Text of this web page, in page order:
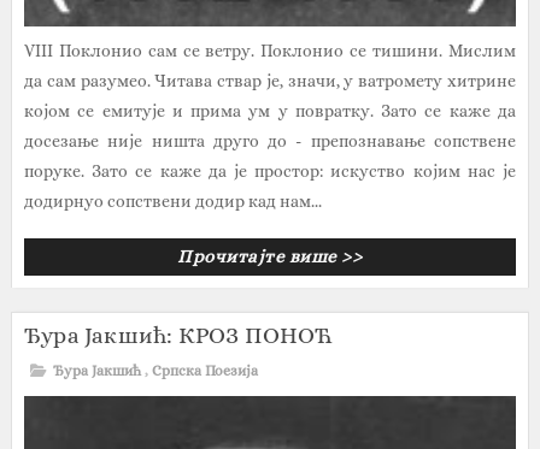
VIII Поклонио сам се ветру. Поклонио се тишини. Мислим
да сам разумео. Читава ствар је, значи, у ватромету хитрине
којом се емитује и прима ум у повратку. Зато се каже да
досезање није ништа друго до - препознавање сопствене
поруке. Зато се каже да је простор: искуство којим нас је
додирнуо сопствени додир кад нам...
Прочитајте више >>
Ђура Јакшић: КРОЗ ПОНОЋ
Ђура Јакшић , Српска Поезија